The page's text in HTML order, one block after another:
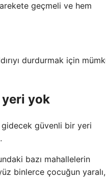
geçmeli ve hem
durdurmak için
yeri yok
gidecek güvenli bir yeri
bazı mahallelerin
yüz binlerce çocuğun